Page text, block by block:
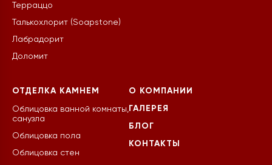
Терраццо
Талькохлорит (Soapstone)
Лабрадорит
Доломит
ОТДЕЛКА КАМНЕМ
Облицовка ванной комнаты,
санузла
Облицовка пола
Облицовка стен
О КОМПАНИИ
ГАЛЕРЕЯ
БЛОГ
КОНТАКТЫ